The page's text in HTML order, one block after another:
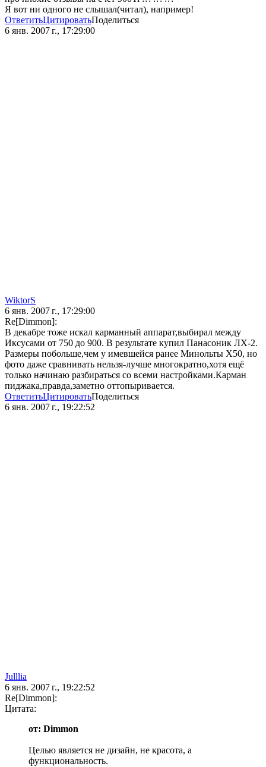
Я вот ни одного не слышал(читал), например!
ОтветитьЦитироватьПоделиться
6 янв. 2007 г., 17:29:00
WiktorS
6 янв. 2007 г., 17:29:00
Re[Dimmon]:
В декабре тоже искал карманный аппарат,выбирал между
Иксусами от 750 до 900. В результате купил Панасоник ЛХ-2.
Размеры побольше,чем у имевшейся ранее Минольты Х50, но
фото даже сравнивать нельзя-лучше многократно,хотя ещё
только начинаю разбираться со всеми настройками.Карман
пиджака,правда,заметно оттопыривается.
ОтветитьЦитироватьПоделиться
6 янв. 2007 г., 19:22:52
Julllia
6 янв. 2007 г., 19:22:52
Re[Dimmon]:
Цитата:
от: Dimmon
Целью является не дизайн, не красота, а
функциональность.